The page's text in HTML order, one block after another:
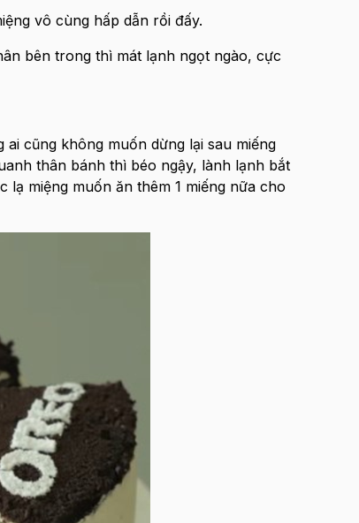
vô cùng hấp dẫn rồi đấy.
bên trong thì mát lạnh ngọt ngào, cực
cũng không muốn dừng lại sau miếng
thân bánh thì béo ngậy, lành lạnh bắt
miệng muốn ăn thêm 1 miếng nữa cho